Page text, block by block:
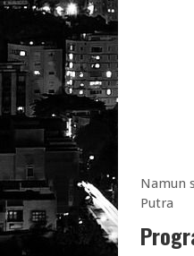
Namun
Putra